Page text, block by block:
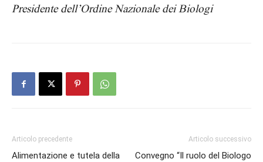
Presidente dell’Ordine Nazionale dei Biologi
Articolo precedente
Alimentazione e tutela della
Articolo successivo
Convegno “Il ruolo del Biologo